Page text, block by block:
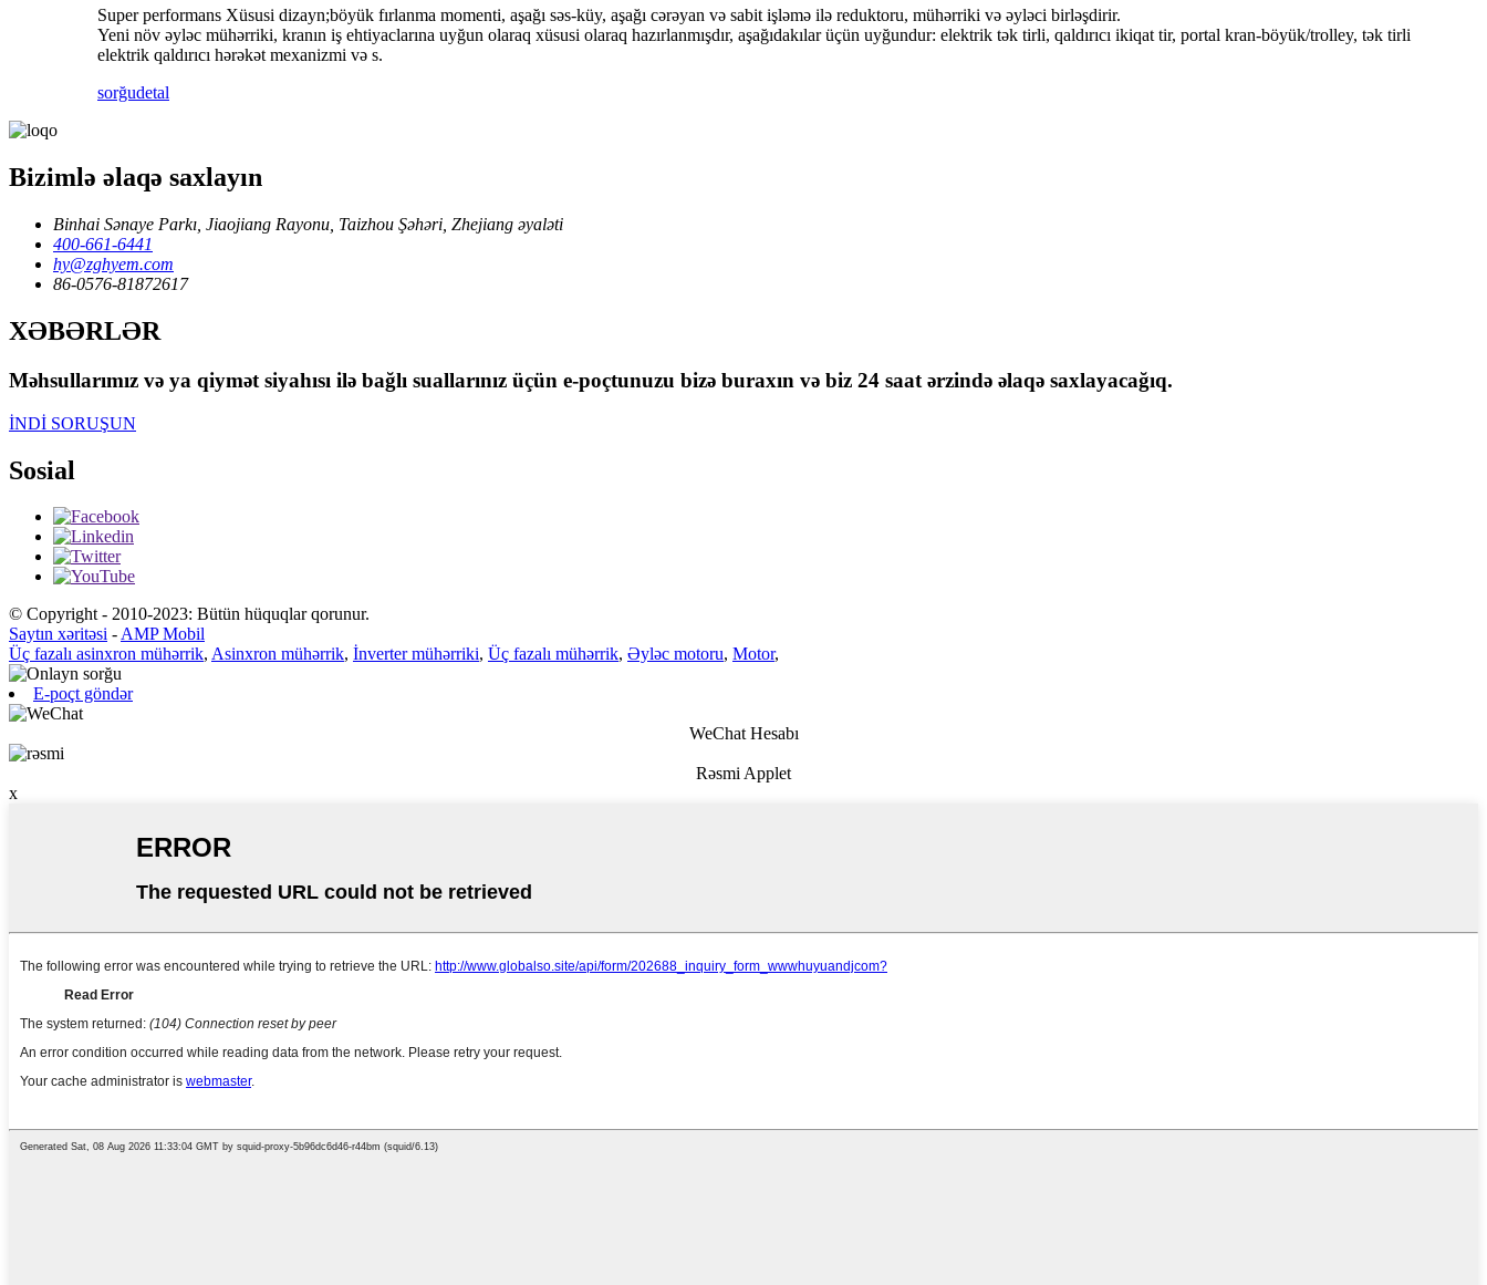
Super performans Xüsusi dizayn;böyük fırlanma momenti, aşağı səs-küy, aşağı cərəyan və sabit işləmə ilə reduktoru, mühərriki və əyləci birləşdirir.
Yeni növ əyləc mühərriki, kranın iş ehtiyaclarına uyğun olaraq xüsusi olaraq hazırlanmışdır, aşağıdakılar üçün uyğundur: elektrik tək tirli, qaldırıcı ikiqat tir, portal kran-böyük/trolley, tək tirli
elektrik qaldırıcı hərəkət mexanizmi və s.
sorğudetal
Bizimlə əlaqə saxlayın
Binhai Sənaye Parkı, Jiaojiang Rayonu, Taizhou Şəhəri, Zhejiang əyaləti
400-661-6441
hy@zghyem.com
86-0576-81872617
XƏBƏRLƏR
Məhsullarımız və ya qiymət siyahısı ilə bağlı suallarınız üçün e-poçtunuzu bizə buraxın və biz 24 saat ərzində əlaqə saxlayacağıq.
İNDİ SORUŞUN
Sosial
© Copyright - 2010-2023: Bütün hüquqlar qorunur.
Saytın xəritəsi -AMP Mobil
Üç fazalı asinxron mühərrik, Asinxron mühərrik, İnverter mühərriki, Üç fazalı mühərrik, Əyləc motoru, Motor,
E-poçt göndər
WeChat Hesabı
Rəsmi Applet
x